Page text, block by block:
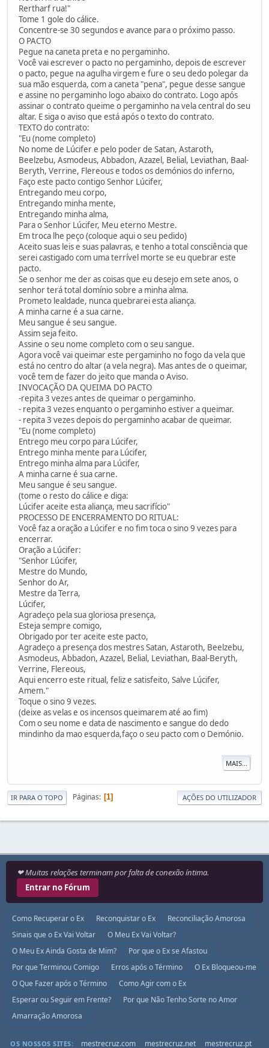
Rertharf rua!"
Tome 1 gole do cálice.
Concentre-se 30 segundos e avance para o próximo passo.
O PACTO
Pegue na caneta preta e no pergaminho.
Você vai escrever o pacto no pergaminho, depois de escrever
o pacto, pegue na agulha virgem e fure o seu dedo polegar da
sua mão esquerda, com a caneta "pena", pegue desse sangue
e assine no pergaminho logo abaixo do contrato. Logo após
assinar o contrato queime o pergaminho na vela central do seu
altar. E siga o aviso que está após o texto do contrato.
TEXTO do contrato:
"Eu (nome completo)
No nome de Lúcifer e pelo poder de Satan, Astaroth,
Beelzebu, Asmodeus, Abbadon, Azazel, Belial, Leviathan, Baal-
Beryth, Verrine, Flereous e todos os demónios do inferno,
Faço este pacto contigo Senhor Lúcifer,
Entregando meu corpo,
Entregando minha mente,
Entregando minha alma,
Para o Senhor Lúcifer, Meu eterno Mestre.
Em troca lhe peço (coloque aqui o seu pedido)
Aceito suas leis e suas palavras, e tenho a total consciência que
serei castigado com uma terrível morte se eu quebrar este
pacto.
Se o senhor me der as coisas que eu desejo em sete anos, o
senhor terá total domínio sobre a minha alma.
Prometo lealdade, nunca quebrarei esta aliança.
A minha carne é a sua carne.
Meu sangue é seu sangue.
Assim seja feito.
Assine o seu nome completo com o seu sangue.
Agora você vai queimar este pergaminho no fogo da vela que
está no centro do altar (a vela negra). Mas antes de o queimar,
você tem de fazer do jeito que manda o Aviso.
INVOCAÇÃO DA QUEIMA DO PACTO
-repita 3 vezes antes de queimar o pergaminho.
- repita 3 vezes enquanto o pergaminho estiver a queimar.
- repita 3 vezes depois do pergaminho acabar de queimar.
"Eu (nome completo)
Entrego meu corpo para Lúcifer,
Entrego minha mente para Lúcifer,
Entrego minha alma para Lúcifer,
A minha carne é sua carne.
Meu sangue é seu sangue.
(tome o resto do cálice e diga:
Lúcifer aceite esta aliança, meu sacrifício"
PROCESSO DE ENCERRAMENTO DO RITUAL:
Você faz a oração a Lúcifer e no fim toca o sino 9 vezes para
encerrar.
Oração a Lúcifer:
"Senhor Lúcifer,
Mestre do Mundo,
Senhor do Ar,
Mestre da Terra,
Lúcifer,
Agradeço pela sua gloriosa presença,
Esteja sempre comigo,
Obrigado por ter aceite este pacto,
Agradeço a presença dos mestres Satan, Astaroth, Beelzebu,
Asmodeus, Abbadon, Azazel, Belial, Leviathan, Baal-Beryth,
Verrine, Flereous,
Aqui encerro este ritual, feliz e satisfeito, Salve Lúcifer,
Amem."
Toque o sino 9 vezes.
(deixe as velas e os incensos queimarem até ao fim)
Com o seu nome e data de nascimento e sangue do dedo
mindinho da mao esquerda,faço o seu pacto com o Demónio.
MAIS...
IR PARA O TOPO Páginas 1 AÇÕES DO UTILIZADOR
❤ Muitas relações terminam por falta de conexão íntima.
Entrar no Fórum
Como Recuperar o Ex Reconquistar o Ex
Reconciliação Amorosa
Sinais que o Ex Vai Voltar
O Meu Ex Vai Voltar?
O Meu Ex Ainda Gosta de Mim?
Por que o Ex se Afastou
Por que Terminou Comigo
Erros após o Término
O Ex Bloqueou-me
O Que Fazer após o Término
Como Agir com o Ex
Esperar ou Seguir em Frente?
Por que Não Tenho Sorte no Amor
Amarração Amorosa
OS NOSSOS SITES: mestrecruz.com mestrecruz.net mestrecruz.pt